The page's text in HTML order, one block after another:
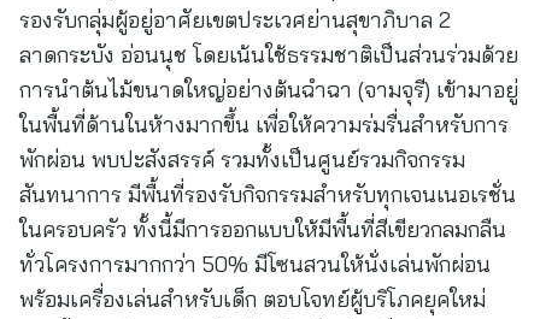
รองรับกลุ่มผู้อยู่อาศัยเขตประเวศย่านสุขาภิบาล 2
ลาดกระบัง อ่อนนุช โดยเน้นใช้ธรรมชาติเป็นส่วนร่วมด้วย
การนำต้นไม้ขนาดใหญ่อย่างต้นฉำฉา (จามจุรี) เข้ามาอยู่
ในพื้นที่ด้านในห้างมากขึ้น เพื่อให้ความร่มรื่นสําหรับการ
พักผ่อน พบปะสังสรรค์ รวมทั้งเป็นศูนย์รวมกิจกรรม
สันทนาการ มีพื้นที่รองรับกิจกรรมสําหรับทุกเจนเนอเรชั่น
ในครอบครัว ทั้งนี้มีการออกแบบให้มีพื้นที่สีเขียวกลมกลืน
ทั่วโครงการมากกว่า 50% มีโซนสวนให้นั่งเล่นพักผ่อน
พร้อมเครื่องเล่นสำหรับเด็ก ตอบโจทย์ผู้บริโภคยุคใหม่